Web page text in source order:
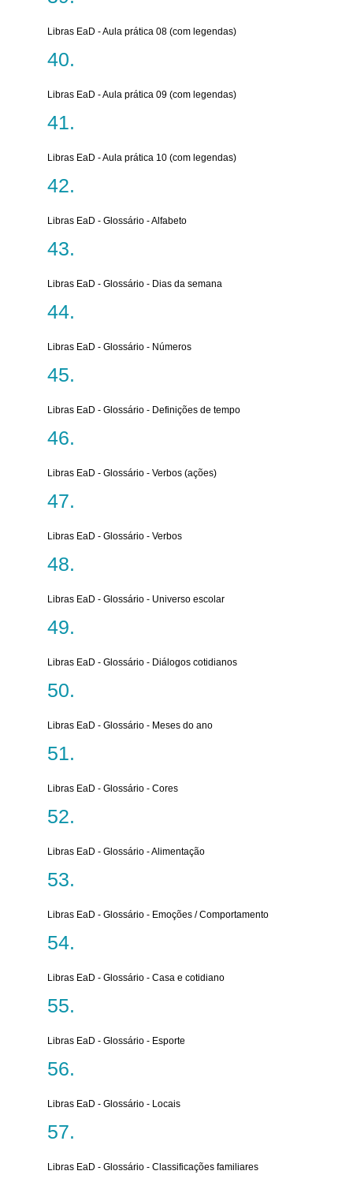
Libras EaD - Aula prática 08 (com legendas)
Libras EaD - Aula prática 09 (com legendas)
Libras EaD - Aula prática 10 (com legendas)
Libras EaD - Glossário - Alfabeto
Libras EaD - Glossário - Dias da semana
Libras EaD - Glossário - Números
Libras EaD - Glossário - Definições de tempo
Libras EaD - Glossário - Verbos (ações)
Libras EaD - Glossário - Verbos
Libras EaD - Glossário - Universo escolar
Libras EaD - Glossário - Diálogos cotidianos
Libras EaD - Glossário - Meses do ano
Libras EaD - Glossário - Cores
Libras EaD - Glossário - Alimentação
Libras EaD - Glossário - Emoções / Comportamento
Libras EaD - Glossário - Casa e cotidiano
Libras EaD - Glossário - Esporte
Libras EaD - Glossário - Locais
Libras EaD - Glossário - Classificações familiares